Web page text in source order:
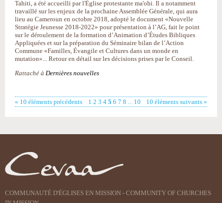
Tahiti, a été accueilli par l'Église protestante ma'ohi. Il a notamment
travaillé sur les enjeux de la prochaine Assemblée Générale, qui aura
lieu au Cameroun en octobre 2018, adopté le document «Nouvelle
Stratégie Jeunesse 2018-2022» pour présentation à l’AG, fait le point
sur le déroulement de la formation d’Animation d’Études Bibliques
Appliquées et sur la préparation du Séminaire bilan de l’Action
Commune «Familles, Évangile et Cultures dans un monde en
mutation»... Retour en détail sur les décisions prises par le Conseil.
Rattaché à Dernières nouvelles
« 10 éléments précédents 10 éléments suivants »
1 2 3 4 5 6 7 8 ... 10
COMMUNAUTÉ D'ÉGLISES EN MISSION - COMMUNITY OF CHURCHES